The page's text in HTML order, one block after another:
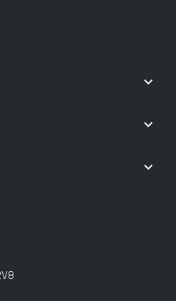
keyboard_arrow_down
keyboard_arrow_down
keyboard_arrow_down